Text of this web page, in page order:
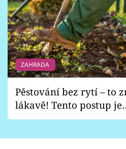
ZAHRADA
Pěstování bez rytí – to
lákavě! Tento postup je
vhodný jen pro některé